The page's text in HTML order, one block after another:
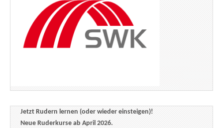
Jetzt Rudern lernen (oder wieder einsteigen)!
Neue Ruderkurse ab April 2026.